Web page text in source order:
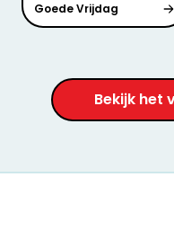
Goede Vrijdag
Bekijk het